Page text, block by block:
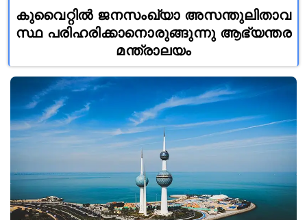
കുവൈറ്റിൽ ജ​ന​സം​ഖ്യാ അ​സ​ന്തു​ലി​താ​വ​
സ്ഥ പ​രി​ഹ​രി​ക്കാനൊരുങ്ങുന്നു ആ​ഭ്യ​ന്ത​ര
മ​ന്ത്രാ​ല​യം